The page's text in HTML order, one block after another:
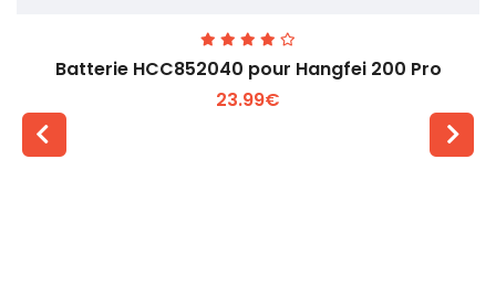
Batterie HCC852040 pour Hangfei 200 Pro
23.99€